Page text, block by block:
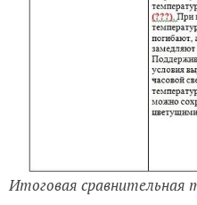
Итоговая сравнительная